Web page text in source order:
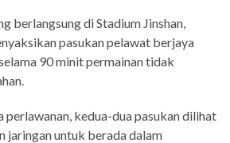
berlangsung di Stadium Jinshan,
pasukan pelawat berjaya
90 minit permainan tidak
kedua-dua pasukan dilihat
jaringan untuk berada dalam